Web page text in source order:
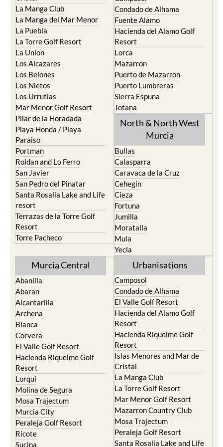
La Manga Club
La Manga del Mar Menor
La Puebla
La Torre Golf Resort
La Union
Los Alcazares
Los Belones
Los Nietos
Los Urrutias
Mar Menor Golf Resort
Pilar de la Horadada
Playa Honda / Playa
Paraiso
Portman
Roldan and Lo Ferro
San Javier
San Pedro del Pinatar
Santa Rosalia Lake and Life
resort
Terrazas de la Torre Golf
Resort
Torre Pacheco
Condado de Alhama
Fuente Alamo
Hacienda del Alamo Golf
Resort
Lorca
Mazarron
Puerto de Mazarron
Puerto Lumbreras
Sierra Espuna
Totana
North & North West
Murcia
Bullas
Calasparra
Caravaca de la Cruz
Cehegin
Cieza
Fortuna
Jumilla
Moratalla
Mula
Yecla
Murcia Central
Abanilla
Abaran
Alcantarilla
Archena
Blanca
Corvera
El Valle Golf Resort
Hacienda Riquelme Golf
Resort
Lorqui
Molina de Segura
Mosa Trajectum
Murcia City
Peraleja Golf Resort
Ricote
Sucina
Urbanisations
Camposol
Condado de Alhama
El Valle Golf Resort
Hacienda del Alamo Golf
Resort
Hacienda Riquelme Golf
Resort
Islas Menores and Mar de
Cristal
La Manga Club
La Torre Golf Resort
Mar Menor Golf Resort
Mazarron Country Club
Mosa Trajectum
Peraleja Golf Resort
Santa Rosalia Lake and Life